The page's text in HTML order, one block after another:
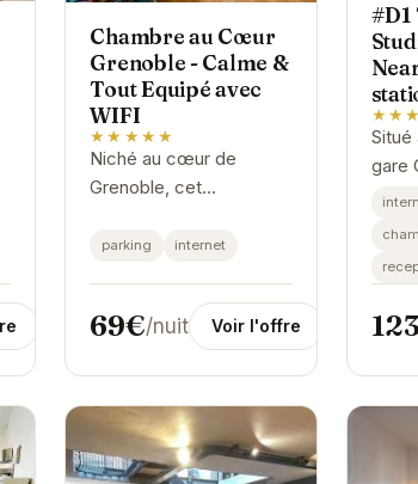
Chambre au Cœur
Grenoble - Calme &
Tout Equipé avec
WIFI
★★★★★
Niché au cœur de
Grenoble, cet
espace calme et
emplacement privilégié
parking internet
69€/nuit Voir l'offre
#D1
Situé
gare
one